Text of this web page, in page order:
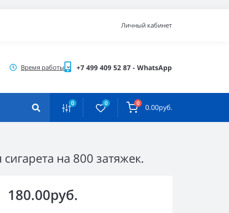
Личный кабинет
Время работы +7 499 409 52 87 - WhatsApp
0 0 0 0.00руб.
на 800 затяжек.
180.00руб.